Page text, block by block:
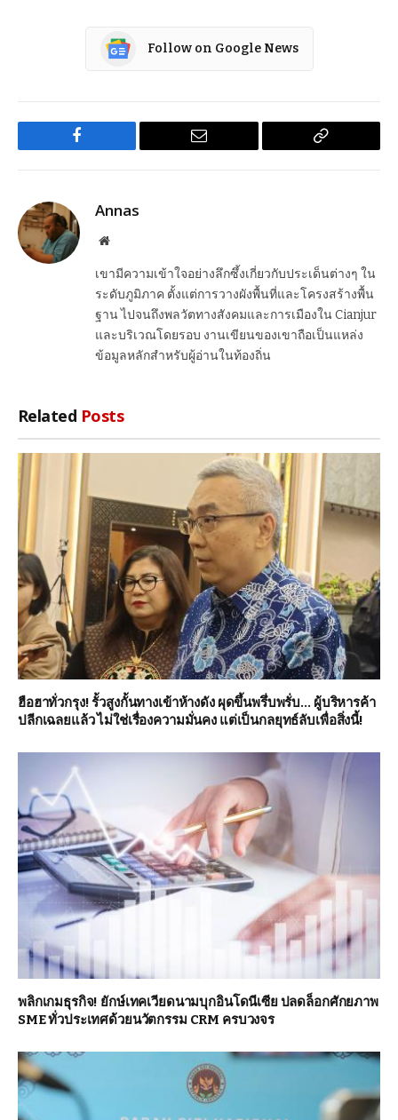
Follow on Google News
Facebook Email
Copy
Annas
Website
เขามีความเข้าใจอย่างลึกซึ้งเกี่ยวกับประเด็นต่างๆ ใน
ระดับภูมิภาค ตั้งแต่การวางผังพื้นที่และโครงสร้างพื้น
ฐาน ไปจนถึงพลวัตทางสังคมและการเมืองใน Cianjur
และบริเวณโดยรอบ งานเขียนของเขาถือเป็นแหล่ง
ข้อมูลหลักสำหรับผู้อ่านในท้องถิ่น
Related Posts
ฮือฮาทั่วกรุง! รั้วสูงกั้นทางเข้าห้างดัง ผุดขึ้นพรึ่บพรั่บ… ผู้บริหารค้า
ปลีกเฉลยแล้ว ไม่ใช่เรื่องความมั่นคง แต่เป็นกลยุทธ์ลับเพื่อสิ่งนี้!
พลิกเกมธุรกิจ! ยักษ์เทคเวียดนามบุกอินโดนีเซีย ปลดล็อกศักยภาพ
SME ทั่วประเทศด้วยนวัตกรรม CRM ครบวงจร